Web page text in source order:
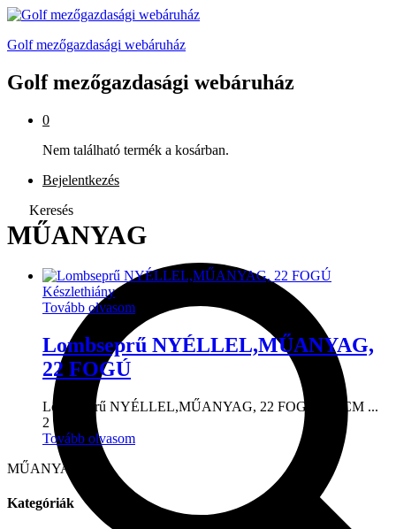
Golf mezőgazdasági webáruház
Golf mezőgazdasági webáruház
0
Nem található termék a kosárban.
Bejelentkezés
Keresés
MŰANYAG
Készlethiány
Tovább olvasom
Lombseprű NYÉLLEL,MŰANYAG,
22 FOGÚ
Lombseprű NYÉLLEL,MŰANYAG, 22 FOGÚ, 53 CM ...
2 700
Tovább olvasom
MŰANYAG
Kategóriák